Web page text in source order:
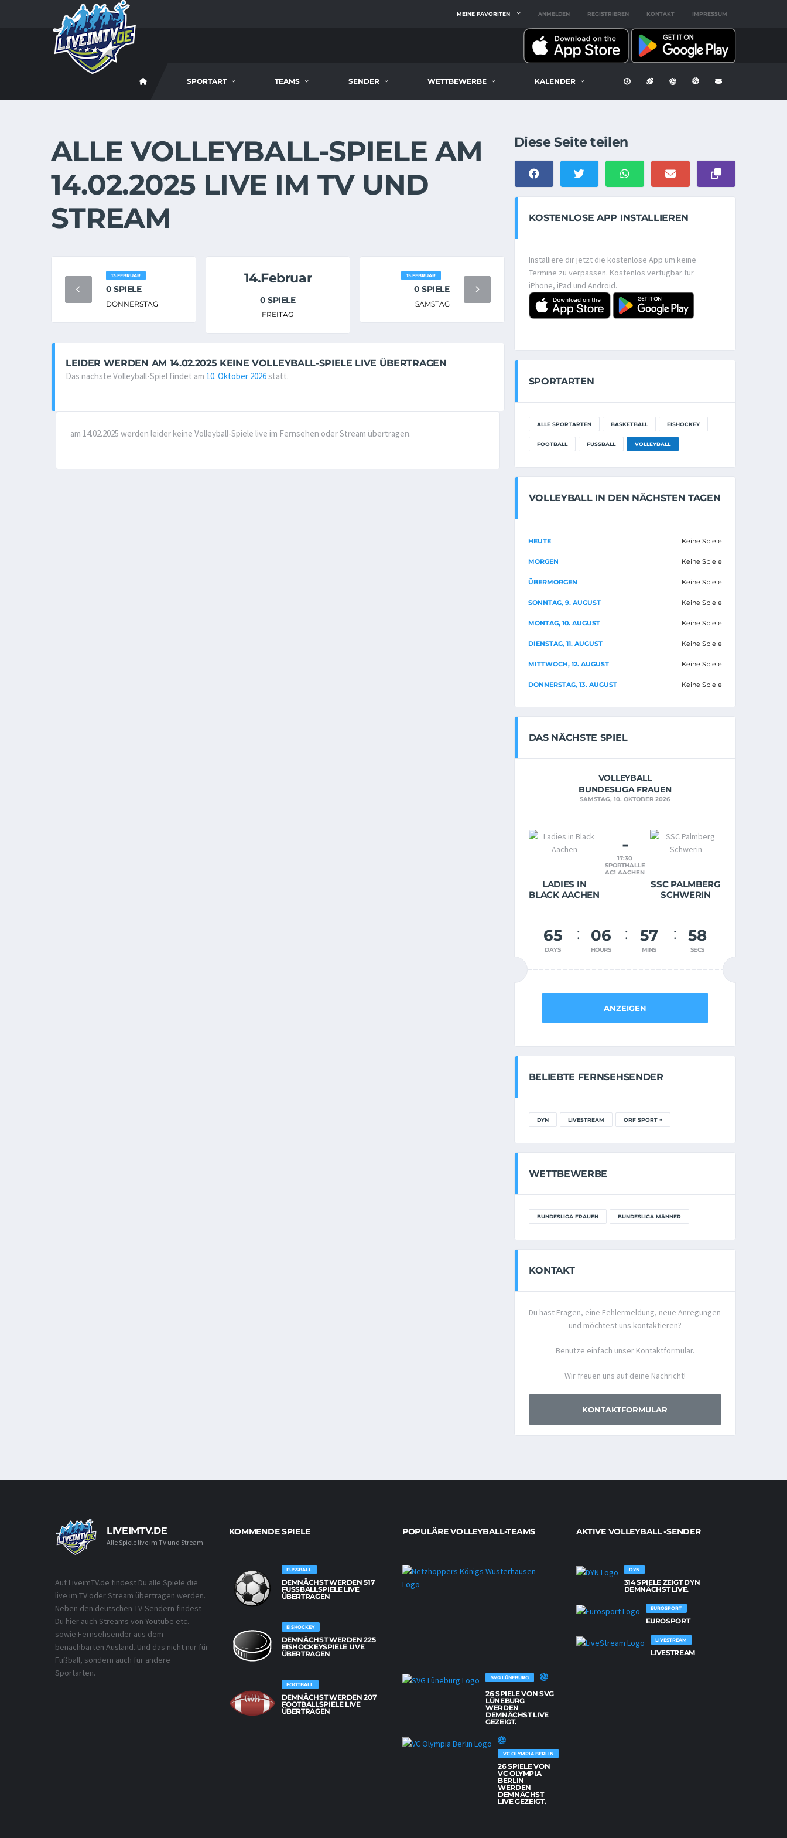
MEINE FAVORITEN ANMELDEN REGISTRIEREN KONTAKT IMPRESSUM
SPORTART TEAMS SENDER WETTBEWERBE KALENDER
ALLE VOLLEYBALL-SPIELE AM
14.02.2025 LIVE IM TV UND
STREAM
13.FEBRUAR
0 SPIELE
DONNERSTAG
14.Februar
0 SPIELE
FREITAG
15.FEBRUAR
0 SPIELE
SAMSTAG
LEIDER WERDEN AM 14.02.2025 KEINE VOLLEYBALL-SPIELE LIVE ÜBERTRAGEN
Das nächste Volleyball-Spiel findet am 10. Oktober 2026statt.
am 14.02.2025 werden leider keine Volleyball-Spiele live im Fernsehen oder Stream übertragen.
Diese Seite teilen
KOSTENLOSE APP INSTALLIEREN
Installiere dir jetzt die kostenlose App um keine
Termine zu verpassen. Kostenlos verfügbar für
iPhone, iPad und Android.
SPORTARTEN
ALLE SPORTARTEN BASKETBALL EISHOCKEY
FOOTBALL FUSSBALL VOLLEYBALL
VOLLEYBALL IN DEN NÄCHSTEN TAGEN
HEUTE Keine Spiele
MORGEN Keine Spiele
ÜBERMORGEN Keine Spiele
SONNTAG, 9. AUGUST Keine Spiele
MONTAG, 10. AUGUST Keine Spiele
DIENSTAG, 11. AUGUST Keine Spiele
MITTWOCH, 12. AUGUST Keine Spiele
DONNERSTAG, 13. AUGUST Keine Spiele
DAS NÄCHSTE SPIEL
VOLLEYBALL
BUNDESLIGA FRAUEN
SAMSTAG, 10. OKTOBER 2026
LADIES IN
BLACK AACHEN
-
17:30
SPORTHALLE
AC1 AACHEN
SSC PALMBERG
SCHWERIN
65
DAYS
06
HOURS
57
MINS
57
SECS
ANZEIGEN
BELIEBTE FERNSEHSENDER
DYN LIVESTREAM ORF SPORT +
WETTBEWERBE
BUNDESLIGA FRAUEN BUNDESLIGA MÄNNER
KONTAKT
Du hast Fragen, eine Fehlermeldung, neue Anregungen
und möchtest uns kontaktieren?
Benutze einfach unser Kontaktformular.
Wir freuen uns auf deine Nachricht!
KONTAKTFORMULAR
LIVEIMTV.DE
Alle Spiele live im TV und Stream
Auf LiveimTV.de findest Du alle Spiele die
live im TV oder Stream übertragen werden.
Neben den deutschen TV-Sendern findest
Du hier auch Streams von Youtube etc.
sowie Fernsehsender aus dem
benachbarten Ausland. Und das nicht nur für
Fußball, sondern auch für andere
Sportarten.
KOMMENDE SPIELE
FUSSBALL
DEMNÄCHST WERDEN 517
FUSSBALLSPIELE LIVE Ü
BERTRAGEN
EISHOCKEY
DEMNÄCHST WERDEN 225
EISHOCKEYSPIELE LIVE
ÜBERTRAGEN
FOOTBALL
DEMNÄCHST WERDEN 207
FOOTBALLSPIELE LIVE
ÜBERTRAGEN
POPULÄRE VOLLEYBALL-TEAMS
NETZHOPPERS KÖNIGS WUSTERHAUSEN
NETZHOPPERS
WERDEN
DEMNÄCHST
SVG LÜNEBURG
26 SPIELE VON SVG
LÜNEBURG
WERDEN
DEMNÄCHST LIVE
GEZEIGT.
VC OLYMPIA BERLIN
26 SPIELE VON
VC OLYMPIA
BERLIN
WERDEN
DEMNÄCHST
LIVE GEZEIGT.
AKTIVE VOLLEYBALL -SENDER
DYN
314 SPIELE ZEIGT DYN
DEMNÄCHST LIVE.
EUROSPORT
EUROSPORT
LIVESTREAM
LIVESTREAM